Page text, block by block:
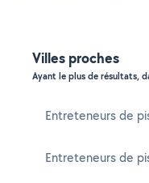
Villes proches
Ayant le plus de résultats,
Entreteneurs de
Entreteneurs de